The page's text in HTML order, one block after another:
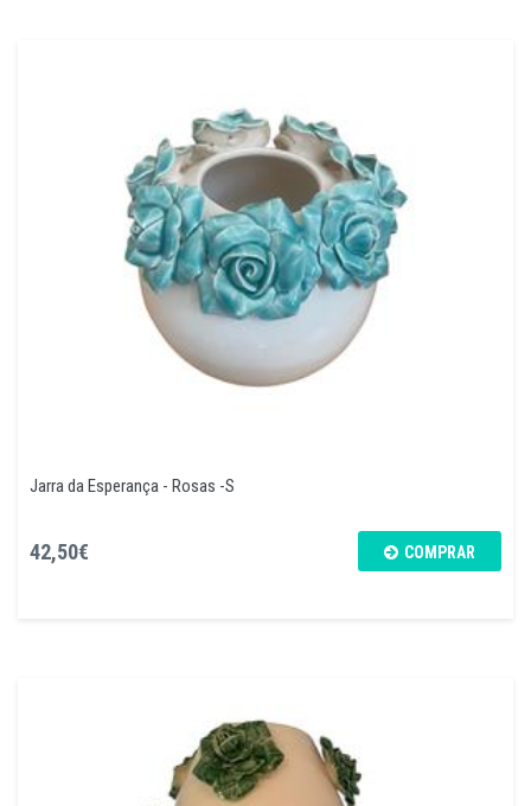
Jarra da Esperança - Rosas -S
42,50€ COMPRAR